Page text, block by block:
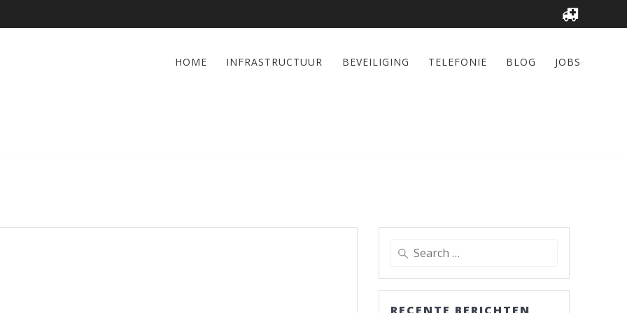
HOME INFRASTRUCTUUR BEVEILIGING TELEFONIE BLOG JOBS
Search